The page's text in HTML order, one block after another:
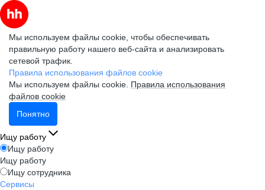
Мы используем файлы cookie, чтобы обеспечивать
правильную работу нашего веб-сайта и анализировать
сетевой трафик.
Правила использования файлов cookie
Мы используем файлы cookie. Правила использования
файлов cookie
Понятно
Ищу работу
Ищу работу
Ищу работу
Ищу сотрудника
Сервисы